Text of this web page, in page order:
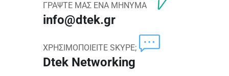
ΓΡΑΨΤΕ ΜΑΣ ΕΝΑ ΜΗΝΥΜΑ
info@dtek.gr
ΧΡΗΣΙΜΟΠΟΙΕΙΤΕ SKYPE;
Dtek Networking